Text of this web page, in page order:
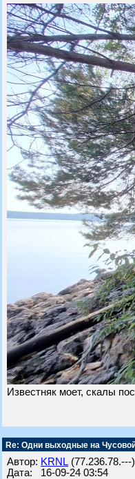
Известняк моет, скалы
Re: Одни выходные на
Автор: KRNL (77.236.78.---)
Дата: 16-09-24 03:54